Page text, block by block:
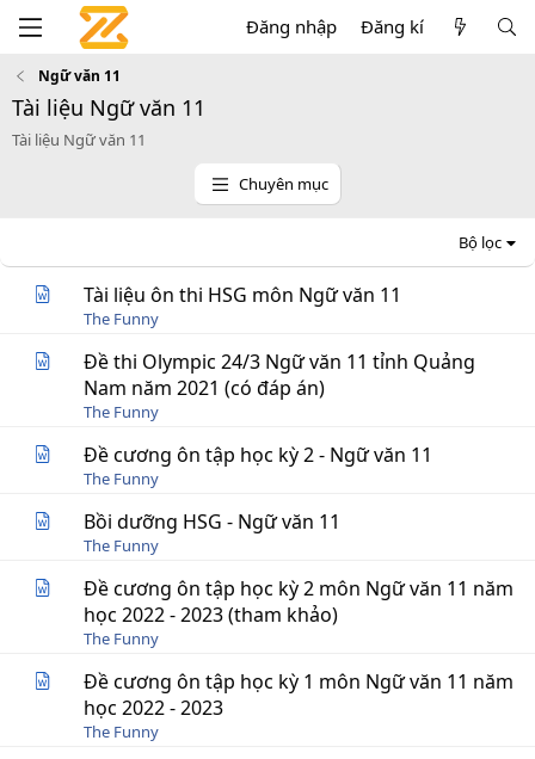
Đăng nhập Đăng kí
Ngữ văn 11
Tài liệu Ngữ văn 11
Tài liệu Ngữ văn 11
Chuyên mục
Bộ lọc
Tài liệu ôn thi HSG môn Ngữ văn 11
The Funny
Đề thi Olympic 24/3 Ngữ văn 11 tỉnh Quảng
Nam năm 2021 (có đáp án)
The Funny
Đề cương ôn tập học kỳ 2 - Ngữ văn 11
The Funny
Bồi dưỡng HSG - Ngữ văn 11
The Funny
Đề cương ôn tập học kỳ 2 môn Ngữ văn 11 năm
học 2022 - 2023 (tham khảo)
The Funny
Đề cương ôn tập học kỳ 1 môn Ngữ văn 11 năm
học 2022 - 2023
The Funny